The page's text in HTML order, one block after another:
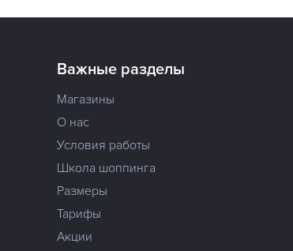
Важные разделы
Магазины
О нас
Условия работы
Школа шоппинга
Размеры
Тарифы
Акции